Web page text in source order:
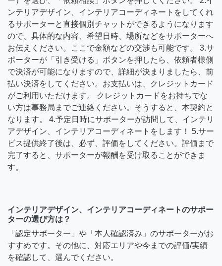
ンテリアデザイン、インテリアコーディネートをしてくれ
るサポーターと直接個別チャットができるようになります
ので、具体的な内容、希望日時、場所などをサポーターへ
お伝えください。ここで金額などの交渉も可能です。 3.サ
ポーターが「引き受ける」ボタンを押したら、依頼者様側
で決済が可能になりますので、詳細が決まりましたら、前
払い決済をしてください。お支払いは、クレジットカード
がご利用いただけます。 クレジットカードをお持ちでな
い方は事務局までご連絡ください。そうすると、本契約と
なります。 4.予定日時にサポーターが訪問して、インテリ
アデザイン、インテリアコーディネートをします！ 5.サー
ビス提供終了後は、必ず、評価をしてください。評価まで
完了すると、サポーターが報酬を受け取ることができま
す。
インテリアデザイン、インテリアコーディネートのサポー
ターの選び方は？
「認定サポーター」や「本人確認済み」のサポーターがお
すすめです。その他に、対応エリアや今までの評価/実績
を確認して、選んでください。